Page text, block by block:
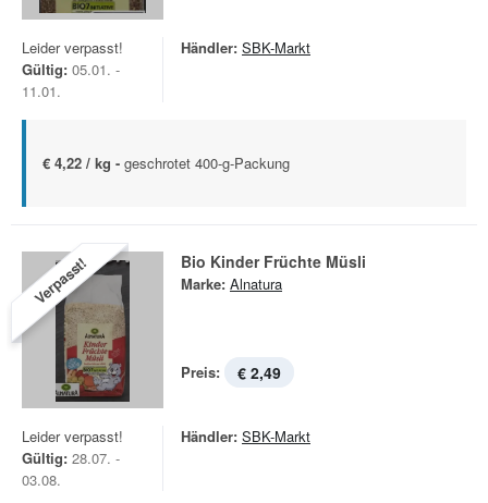
Leider verpasst!
Gültig: 05.01. -
11.01.
Händler: SBK-Markt
€ 4,22 / kg - geschrotet 400-g-Packung
Verpasst! Bio Kinder Früchte Müsli
Marke: Alnatura
Preis: € 2,49
Leider verpasst!
Gültig: 28.07. -
03.08.
Händler: SBK-Markt